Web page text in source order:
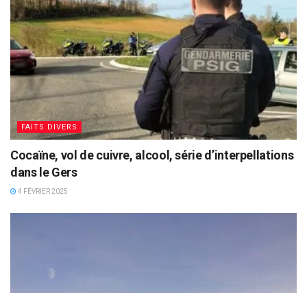
FAITS DIVERS
Cocaïne, vol de cuivre, alcool, série d’interpellations
dans le Gers
4 FÉVRIER 2025